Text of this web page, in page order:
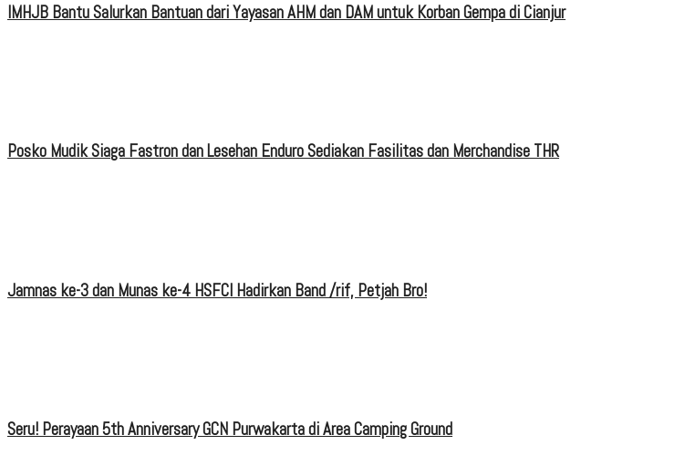
IMHJB Bantu Salurkan Bantuan dari Yayasan AHM dan DAM untuk Korban Gempa di Cianjur
Posko Mudik Siaga Fastron dan Lesehan Enduro Sediakan Fasilitas dan Merchandise THR
Jamnas ke-3 dan Munas ke-4 HSFCI Hadirkan Band /rif, Petjah Bro!
Seru! Perayaan 5th Anniversary GCN Purwakarta di Area Camping Ground